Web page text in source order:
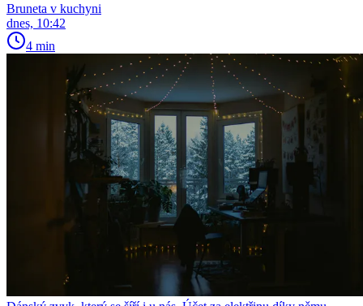
Bruneta v kuchyni
dnes, 10:42
4 min